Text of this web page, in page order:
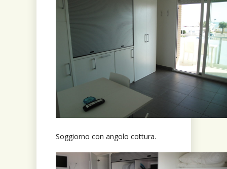
Soggiorno con angolo cottura.